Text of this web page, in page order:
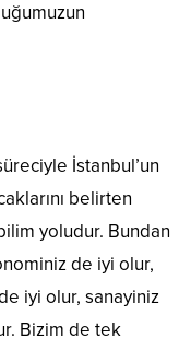
İstanbul’un
belirten
yoludur. Bundan
de iyi olur,
iyi olur, sanayiniz
Bizim de tek